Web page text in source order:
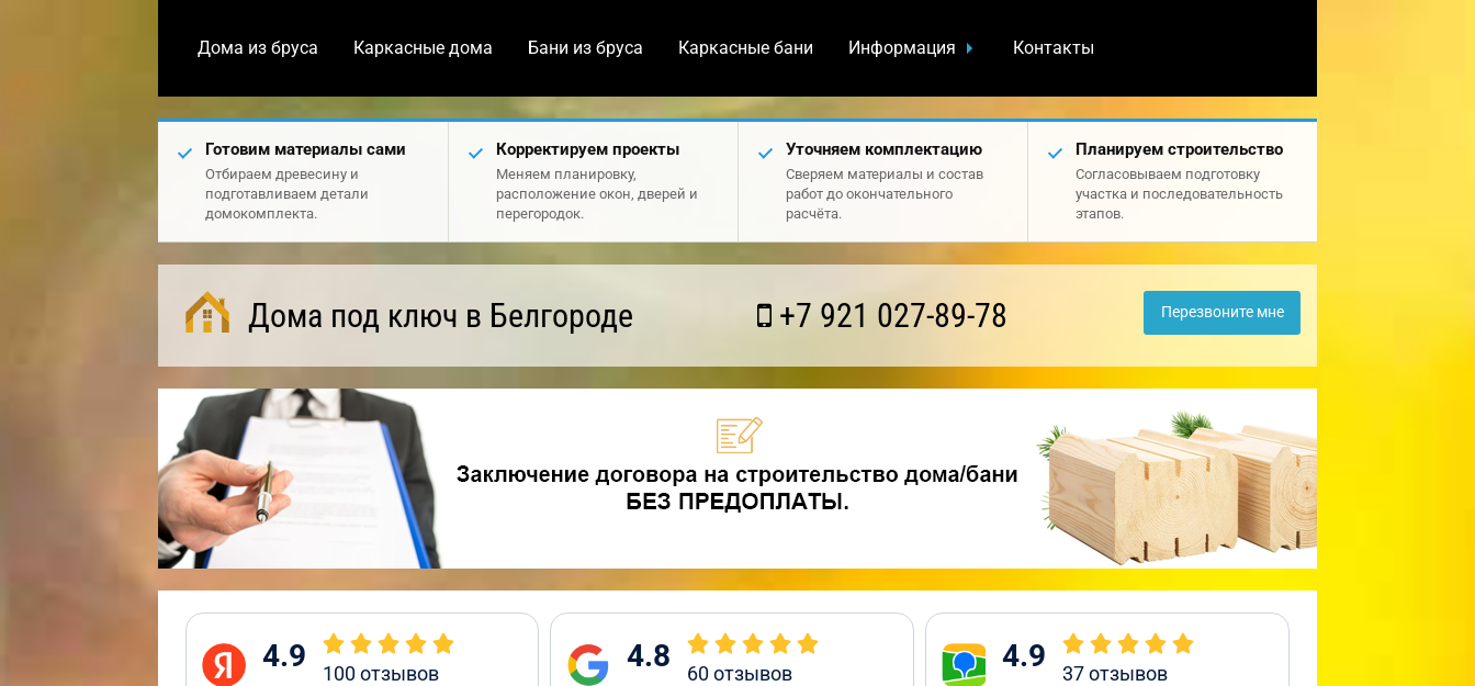
Дома из бруса Каркасные дома Бани из бруса Каркасные бани Информация Контакты
Готовим материалы сами
Отбираем древесину и
подготавливаем детали
домокомплекта.
Корректируем проекты
Меняем планировку,
расположение окон, дверей и
перегородок.
Уточняем комплектацию
Сверяем материалы и состав
работ до окончательного
расчёта.
Планируем строительство
Согласовываем подготовку
участка и последовательность
этапов.
Дома под ключ в Белгороде +7 921 027-89-78 Перезвоните мне
4.9 100отзывов 4.8 60отзывов 4.9 37отзывов